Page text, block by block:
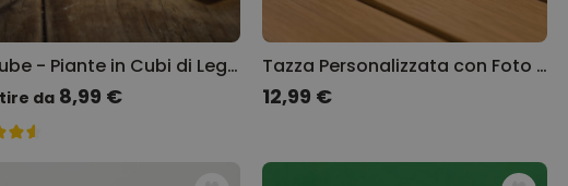
Ecocube - Piante in Cubi di Legno
da 8,99 €
Tazza Personalizzata con Foto e 3 Righe
12,99 €